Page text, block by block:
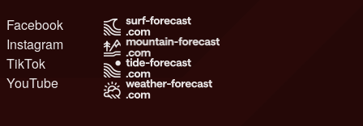
Facebook
Instagram
TikTok
YouTube